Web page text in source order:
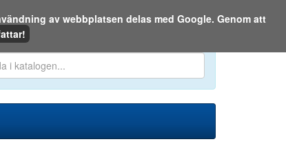
Den 6 augusti 2026
på webben:
av webbplatsen delas med Google. Genom att